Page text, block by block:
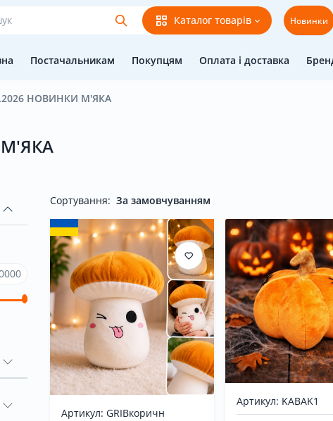
Каталог товарів Новинки
Постачальникам Покупцям Оплата і доставка
НОВИНКИ М'ЯКА
М'ЯКА
Сортування: За замовчуванням
Артикул: GRIBкоричн
Артикул: KABAK1